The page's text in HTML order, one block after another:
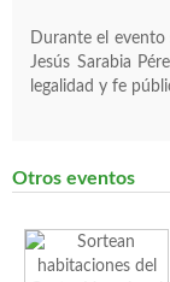
Durante el evento
Jesús Sarabia
legalidad y fe
Otros eventos